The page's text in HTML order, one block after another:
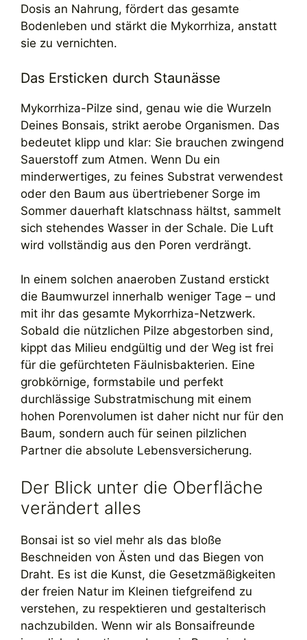
Dosis an Nahrung, fördert das gesamte
Bodenleben und stärkt die Mykorrhiza, anstatt
sie zu vernichten.
Das Ersticken durch Staunässe
Mykorrhiza-Pilze sind, genau wie die Wurzeln
Deines Bonsais, strikt aerobe Organismen. Das
bedeutet klipp und klar: Sie brauchen zwingend
Sauerstoff zum Atmen. Wenn Du ein
minderwertiges, zu feines Substrat verwendest
oder den Baum aus übertriebener Sorge im
Sommer dauerhaft klatschnass hältst, sammelt
sich stehendes Wasser in der Schale. Die Luft
wird vollständig aus den Poren verdrängt.
In einem solchen anaeroben Zustand erstickt
die Baumwurzel innerhalb weniger Tage – und
mit ihr das gesamte Mykorrhiza-Netzwerk.
Sobald die nützlichen Pilze abgestorben sind,
kippt das Milieu endgültig und der Weg ist frei
für die gefürchteten Fäulnisbakterien. Eine
grobkörnige, formstabile und perfekt
durchlässige Substratmischung mit einem
hohen Porenvolumen ist daher nicht nur für den
Baum, sondern auch für seinen pilzlichen
Partner die absolute Lebensversicherung.
Der Blick unter die Oberfläche
verändert alles
Bonsai ist so viel mehr als das bloße
Beschneiden von Ästen und das Biegen von
Draht. Es ist die Kunst, die Gesetzmäßigkeiten
der freien Natur im Kleinen tiefgreifend zu
verstehen, zu respektieren und gestalterisch
nachzubilden. Wenn wir als Bonsaifreunde